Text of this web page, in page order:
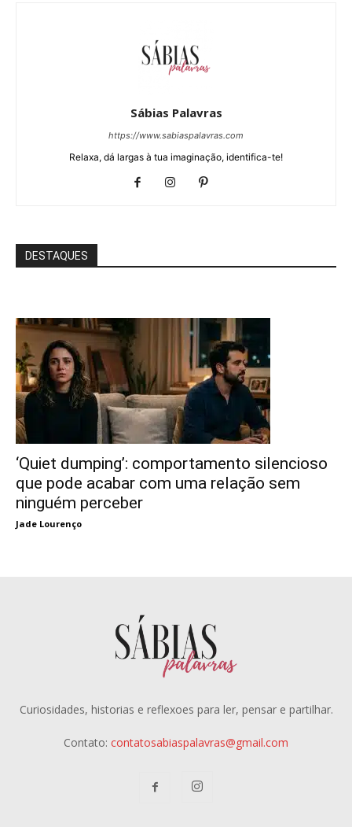
Sábias Palavras
https://www.sabiaspalavras.com
Relaxa, dá largas à tua imaginação, identifica-te!
DESTAQUES
‘Quiet dumping’: comportamento silencioso
que pode acabar com uma relação sem
ninguém perceber
Jade Lourenço
Curiosidades, historias e reflexoes para ler, pensar e partilhar.
Contato: contatosabiaspalavras@gmail.com